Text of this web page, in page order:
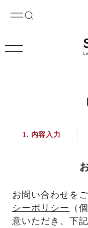
内容入力
お問い合わせを
シーポリシー
（
意いただき、下